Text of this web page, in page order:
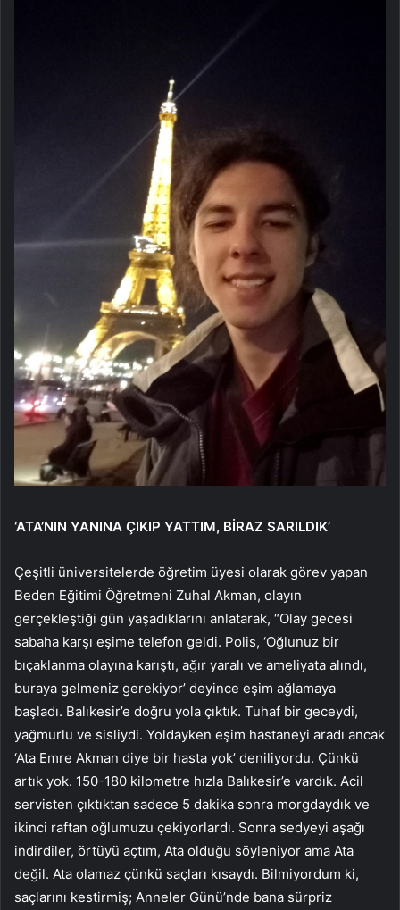
‘ATA’NIN YANINA ÇIKIP YATTIM, BİRAZ SARILDIK’
Çeşitli üniversitelerde öğretim üyesi olarak görev yapan
Beden Eğitimi Öğretmeni Zuhal Akman, olayın
gerçekleştiği gün yaşadıklarını anlatarak, “Olay gecesi
sabaha karşı eşime telefon geldi. Polis, ‘Oğlunuz bir
bıçaklanma olayına karıştı, ağır yaralı ve ameliyata alındı,
buraya gelmeniz gerekiyor’ deyince eşim ağlamaya
başladı. Balıkesir’e doğru yola çıktık. Tuhaf bir geceydi,
yağmurlu ve sisliydi. Yoldayken eşim hastaneyi aradı ancak
‘Ata Emre Akman diye bir hasta yok’ deniliyordu. Çünkü
artık yok. 150-180 kilometre hızla Balıkesir’e vardık. Acil
servisten çıktıktan sadece 5 dakika sonra morgdaydık ve
ikinci raftan oğlumuzu çekiyorlardı. Sonra sedyeyi aşağı
indirdiler, örtüyü açtım, Ata olduğu söyleniyor ama Ata
değil. Ata olamaz çünkü saçları kısaydı. Bilmiyordum ki,
saçlarını kestirmiş; Anneler Günü’nde bana sürpriz